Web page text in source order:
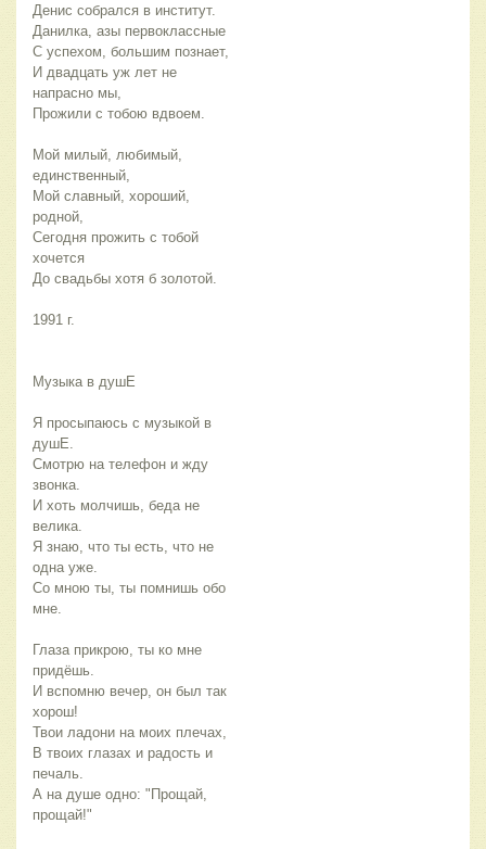
Денис собрался в институт.
Данилка, азы первоклассные
С успехом, большим познает,
И двадцать уж лет не
напрасно мы,
Прожили с тобою вдвоем.
Мой милый, любимый,
единственный,
Мой славный, хороший,
родной,
Сегодня прожить с тобой
хочется
До свадьбы хотя б золотой.
1991 г.
Музыка в душЕ
Я просыпаюсь с музыкой в
душЕ.
Смотрю на телефон и жду
звонка.
И хоть молчишь, беда не
велика.
Я знаю, что ты есть, что не
одна уже.
Со мною ты, ты помнишь обо
мне.
Глаза прикрою, ты ко мне
придёшь.
И вспомню вечер, он был так
хорош!
Твои ладони на моих плечах,
В твоих глазах и радость и
печаль.
А на душе одно: "Прощай,
прощай!"